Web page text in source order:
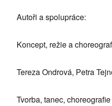
Autoři a spolupráce:
Koncept, režie a
Tereza Ondrová, Petra
Tvorba, tanec,